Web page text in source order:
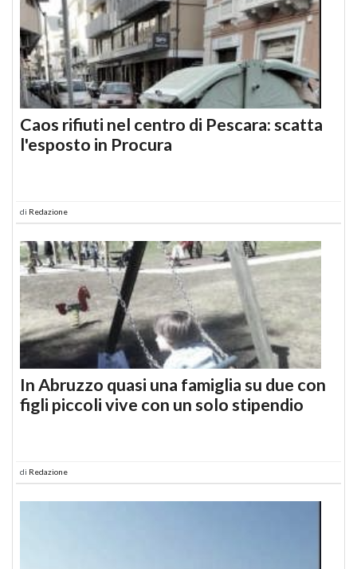
Caos rifiuti nel centro di Pescara: scatta
l'esposto in Procura
di Redazione
In Abruzzo quasi una famiglia su due con
figli piccoli vive con un solo stipendio
di Redazione